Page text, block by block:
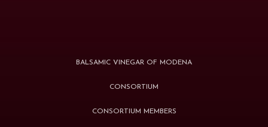
BALSAMIC VINEGAR OF MODENA
CONSORTIUM
CONSORTIUM MEMBERS